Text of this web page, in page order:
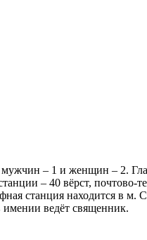
– 1 и женщин – 2.
– 40 вёрст, почтово-
станция находится в м.
имении ведёт священник.